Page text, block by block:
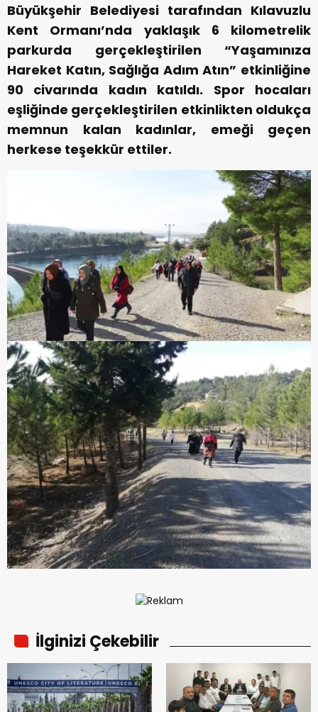
Büyükşehir Belediyesi tarafından Kılavuzlu
Kent Ormanı’nda yaklaşık 6 kilometrelik
parkurda gerçekleştirilen “Yaşamınıza
Hareket Katın, Sağlığa Adım Atın” etkinliğine
90 civarında kadın katıldı. Spor hocaları
eşliğinde gerçekleştirilen etkinlikten oldukça
memnun kalan kadınlar, emeği geçen
herkese teşekkür ettiler.
İlginizi Çekebilir